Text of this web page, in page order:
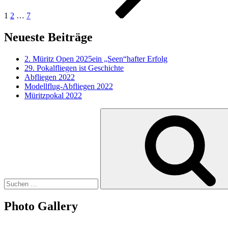
1 2 … 7
Neueste Beiträge
2. Müritz Open 2025ein „Seen“hafter Erfolg
29. Pokalfliegen ist Geschichte
Abfliegen 2022
Modellflug-Abfliegen 2022
Müritzpokal 2022
Photo Gallery